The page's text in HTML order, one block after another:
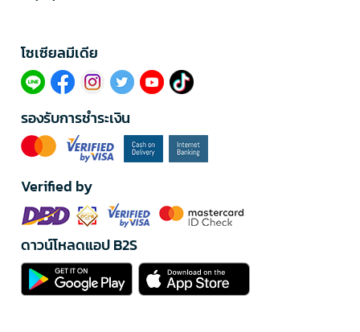
โซเซียลมีเดีย​
รองรับการชำระเงิน
Verified by
ดาวน์โหลดแอป B2S